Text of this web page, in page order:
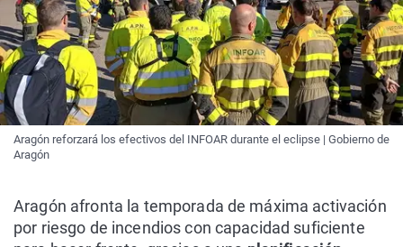
Aragón reforzará los efectivos del INFOAR durante el eclipse | Gobierno de
Aragón
Aragón afronta la temporada de máxima activación
por riesgo de incendios con capacidad suficiente